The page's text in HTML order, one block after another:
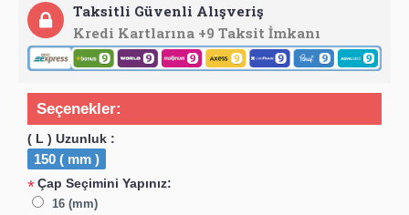
Taksitli Güvenli Alışveriş
Kredi Kartlarına +9 Taksit İmkanı
Seçenekler:
( L ) Uzunluk :
150 ( mm )
*Çap Seçimini Yapınız:
16 (mm)